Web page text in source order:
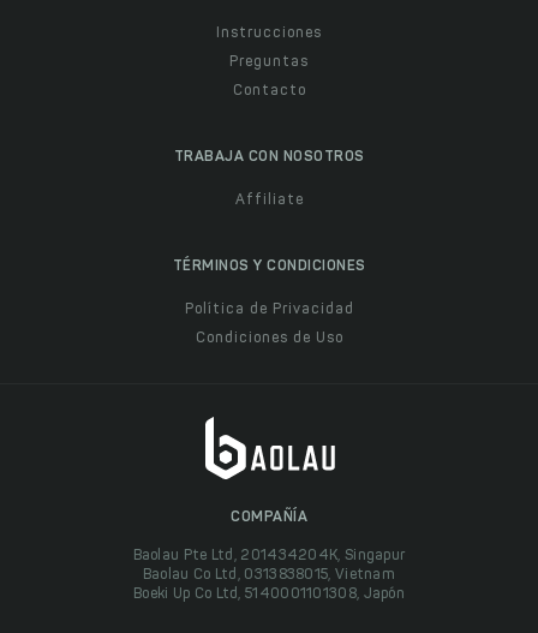
Instrucciones
Preguntas
Contacto
TRABAJA CON NOSOTROS
Affiliate
TÉRMINOS Y CONDICIONES
Política de Privacidad
Condiciones de Uso
COMPAÑÍA
Baolau Pte Ltd, 201434204K, Singapur
Baolau Co Ltd, 0313838015, Vietnam
Boeki Up Co Ltd, 5140001101308, Japón